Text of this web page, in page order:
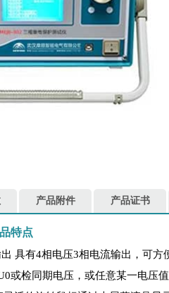
产品附件 产品证书
特点
具有4相电压3相电流输出，可
或检同期电压，或任意某一电压